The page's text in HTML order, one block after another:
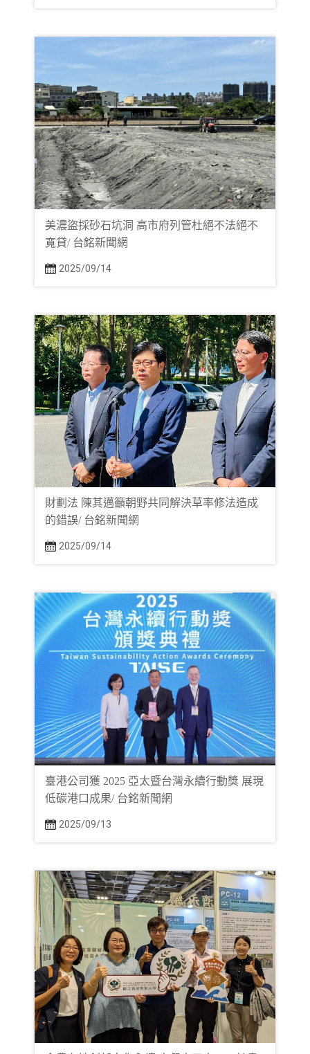
美濃盜採砂石坑洞 高市府列管杜絕不法絕不
寬貸/ 台銘新聞網
2025/09/14
財劃法 陳其邁籲朝野共同解決草率修法造成
的錯誤/ 台銘新聞網
2025/09/14
臺港公司獲 2025 亞太暨台灣永續行動獎 展現
低碳港口成果/ 台銘新聞網
2025/09/13